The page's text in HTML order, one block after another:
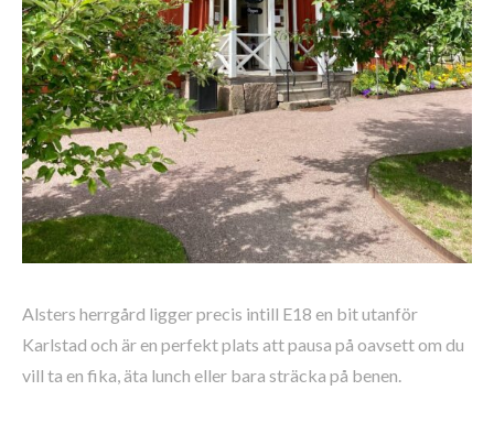
Alsters herrgård ligger precis intill E18 en bit utanför
Karlstad och är en perfekt plats att pausa på oavsett om du
vill ta en fika, äta lunch eller bara sträcka på benen.